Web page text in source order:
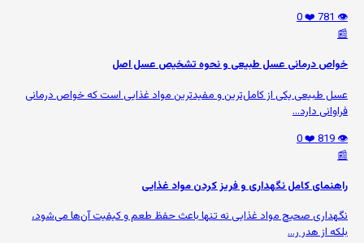
👁️ 781
❤️ 0
📰
خواص درمانی عسل طبیعی و نحوه تشخیص عسل اصل
عسل طبیعی یکی از کامل‌ترین و مفیدترین مواد غذایی است که خواص درمانی
فراوانی دارد...
👁️ 819
❤️ 0
📰
راهنمای کامل نگهداری و فریز کردن مواد غذایی
نگهداری صحیح مواد غذایی نه تنها باعث حفظ طعم و کیفیت آن‌ها می‌شود،
بلکه از هدر ر...